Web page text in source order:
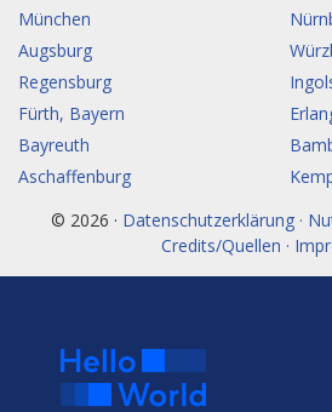
München
Augsburg
Regensburg
Fürth, Bayern
Bayreuth
Aschaffenburg
© 2026 · Datenschutzerklärung ·
Credits/Quellen ·